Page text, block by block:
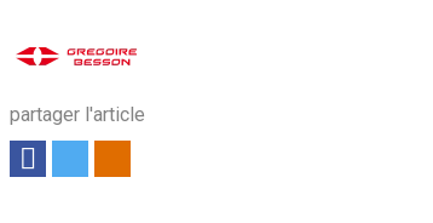
partager l'article